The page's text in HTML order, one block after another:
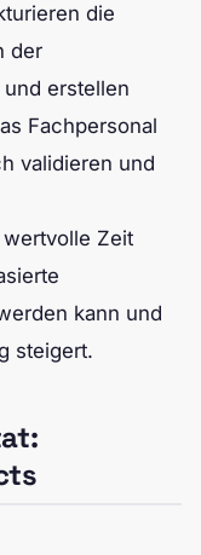
die
der
erstellen
Fachpersonal
validieren und
Zeit
kann und
steigert.